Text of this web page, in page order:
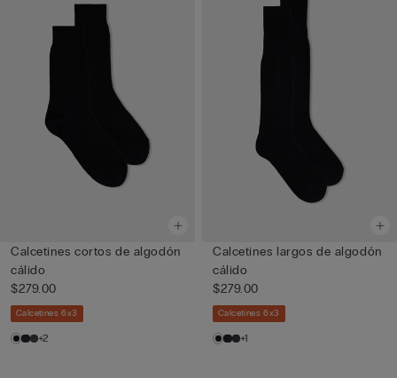
Calcetines cortos de algodón
cálido
$279.00
Calcetines 6x3
+2
Calcetines largos de algodón
cálido
$279.00
Calcetines 6x3
+1